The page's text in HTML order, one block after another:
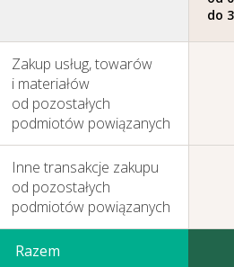
Nasza Strategia
do
Zakup usług, towarów
i materiałów
od pozostałych
podmiotów powiązanych
Inne transakcje zakupu
od pozostałych
podmiotów powiązanych
Razem